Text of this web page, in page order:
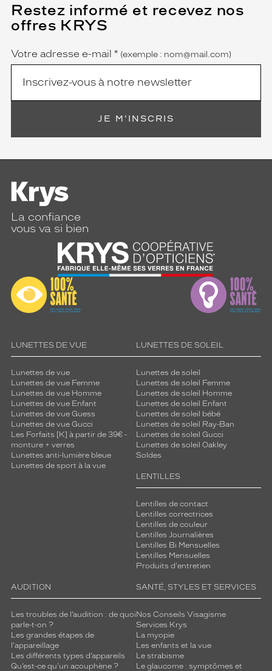
Restez informé et recevez nos
offres KRYS
Name
Votre adresse e-mail *
(Ce
champ
est
obligatoire)
(exemple : nom@mail.com)
JE M'INSCRIS
La confiance
vous va si bien
LUNETTES DE VUE
Lunettes de vue
Lunettes de vue Femme
Lunettes de vue Homme
Lunettes de vue Enfant
Lunettes de vue Guess
Lunettes de vue Gucci
Les Forfaits [K] à partir de 39€ -
monture + verres
Lunettes anti-lumière bleue
Lunettes de sport à la vue
LUNETTES DE SOLEIL
Lunettes de soleil
Lunettes de soleil Femme
Lunettes de soleil Homme
Lunettes de soleil Enfant
Lunettes de soleil bébé
Lunettes de soleil Ray-Ban
Lunettes de soleil Gucci
Lunettes de soleil Oakley
Soldes
LENTILLES
Lentilles de contact
Lentilles correctrices
Lentilles de couleur
Lentilles Journalières
Lentilles Bi Mensuelles
Lentilles Mensuelles
Produits d'entretien
AUDITION
Les troubles de l’audition : de quoi
parle-t-on ?
Les grandes étapes de
l'appareillage
Les différents types d’appareils
Qu’est-ce qu'un acouphène ?
SANTÉ, STYLES ET SERVICES
Nos Conseils Visagisme
Services Krys
La myopie
Les enfants et la vue
Le strabisme
Le glaucome : symptômes et